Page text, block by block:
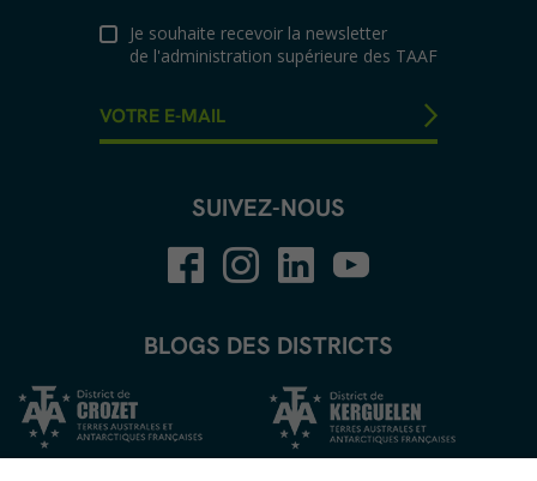
Je souhaite recevoir la newsletter
de l'administration supérieure des TAAF
SUIVEZ-NOUS
BLOGS DES DISTRICTS